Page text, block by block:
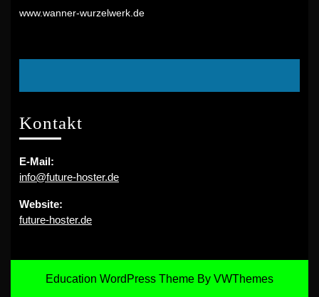
www.wanner-wurzelwerk.de
Kontakt
E-Mail:
info@future-hoster.de
Website:
future-hoster.de
Education WordPress Theme By VWThemes